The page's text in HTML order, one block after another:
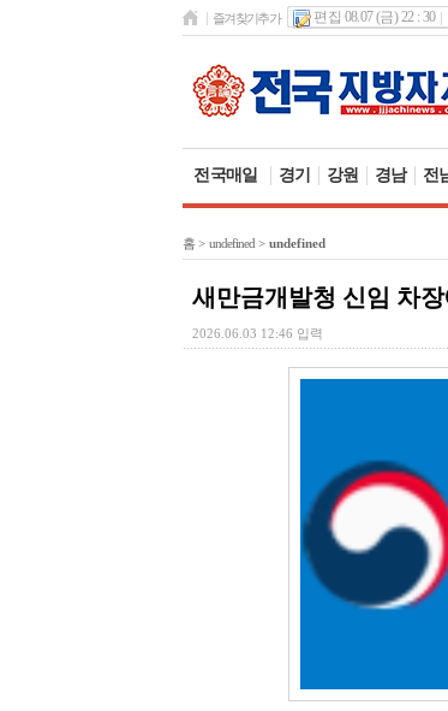
즐겨찾기추가 편집 08.07 (금) 22 : 30
전국매일 경기 강원 경남 전
홈 > undefined > undefined
새만금개발청 신임 차
2026.06.03 12:46 입력